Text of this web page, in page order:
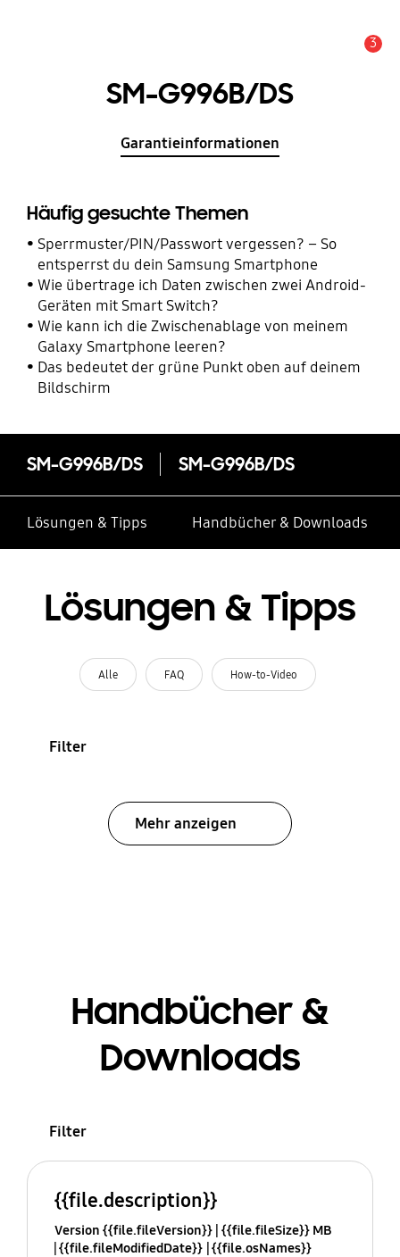
3
SM-G996B/DS
Garantieinformationen
Häufig gesuchte Themen
Sperrmuster/PIN/Passwort vergessen? – So
entsperrst du dein Samsung Smartphone
Wie übertrage ich Daten zwischen zwei Android-
Geräten mit Smart Switch?
Wie kann ich die Zwischenablage von meinem
Galaxy Smartphone leeren?
Das bedeutet der grüne Punkt oben auf deinem
Bildschirm
SM-G996B/DS SM-G996B/DS
Lösungen & Tipps Handbücher & Downloads
Lösungen & Tipps
Alle FAQ How-to-Video
Filter
Mehr anzeigen
Handbücher &
Downloads
Filter
{{file.description}}
Version {{file.fileVersion}} {{file.fileSize}} MB
{{file.fileModifiedDate}} {{file.osNames}}